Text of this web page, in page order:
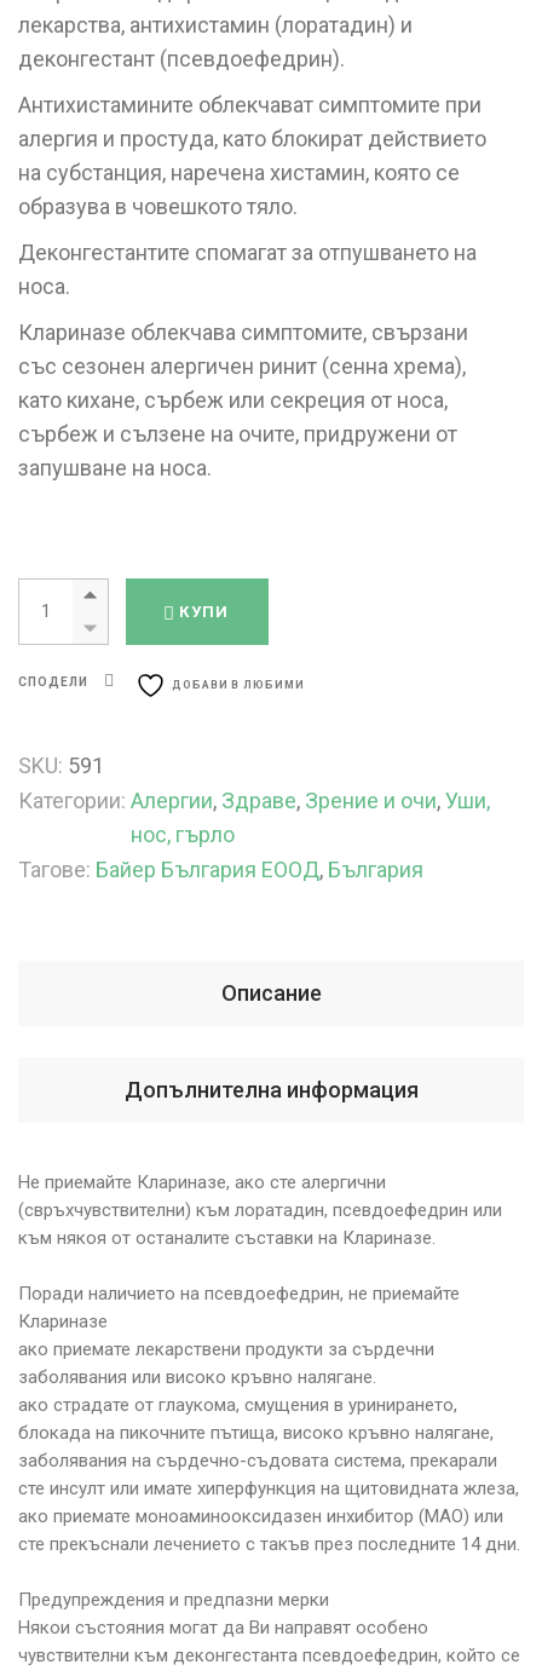
лекарства, антихистамин (лоратадин) и
деконгестант (псевдоефедрин).
Антихистамините облекчават симптомите при
алергия и простуда, като блокират действието
на субстанция, наречена хистамин, която се
образува в човешкото тяло.
Деконгестантите спомагат за отпушването на
носа.
Клариназе облекчава симптомите, свързани
със сезонен алергичен ринит (сенна хрема),
като кихане, сърбеж или секреция от носа,
сърбеж и сълзене на очите, придружени от
запушване на носа.
Клариназе 5 мг/120 мг x 10 таблетки quantity
КУПИ
СПОДЕЛИ ДОБАВИ В ЛЮБИМИ
SKU: 591
Категории: Алергии, Здраве, Зрение и очи,Уши,
нос, гърло
Тагове: Байер България ЕООД, България
Описание
Допълнителна информация
Не приемайте Клариназе, ако сте алергични
(свръхчувствителни) към лоратадин, псевдоефедрин или
към някоя от останалите съставки на Клариназе.
Поради наличието на псевдоефедрин, не приемайте
Клариназе
ако приемате лекарствени продукти за сърдечни
заболявания или високо кръвно налягане.
ако страдате от глаукома, смущения в уринирането,
блокада на пикочните пътища, високо кръвно налягане,
заболявания на сърдечно-съдовата система, прекарали
сте инсулт или имате хиперфункция на щитовидната жлеза,
ако приемате моноаминооксидазен инхибитор (ΜΑΟ) или
сте прекъснали лечението с такъв през последните 14 дни.
Предупреждения и предпазни мерки
Някои състояния могат да Ви направят особено
чувствителни към деконгестанта псевдоефедрин, който се